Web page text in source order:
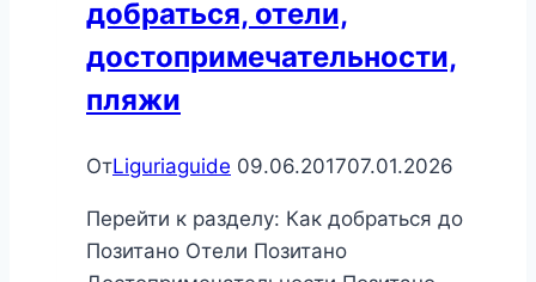
добраться, отели,
достопримечательности,
пляжи
ОтLiguriaguide 09.06.201707.01.2026
Перейти к разделу: Как добраться до
Позитано Отели Позитано